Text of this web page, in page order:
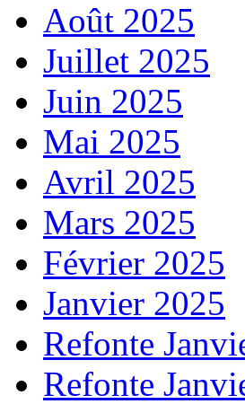
Août 2025
Juillet 2025
Juin 2025
Mai 2025
Avril 2025
Mars 2025
Février 2025
Janvier 2025
Refonte
Refonte